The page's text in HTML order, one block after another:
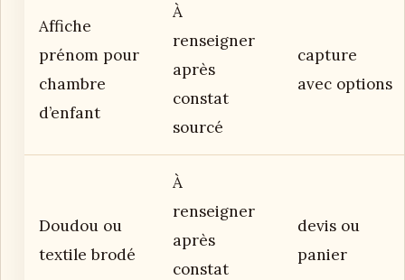
Affiche
prénom pour
chambre
d’enfant
À
renseigner
après
constat
sourcé
capture
avec options
Doudou ou
textile brodé
À
renseigner
après
constat
devis ou
panier